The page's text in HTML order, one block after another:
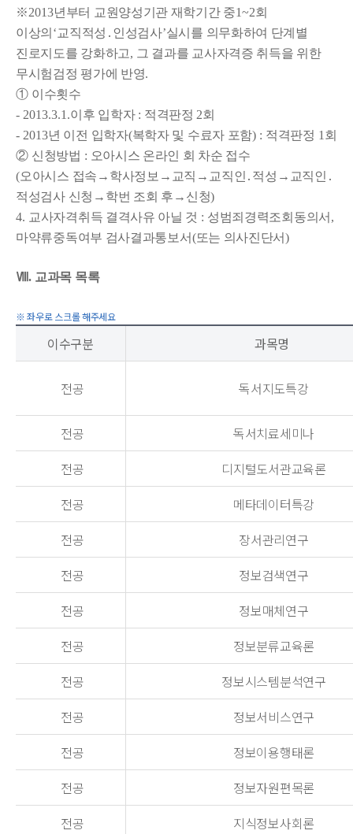
※2013년부터 교원양성기관 재학기간 중1~2회
이상의 ‘교직적성 ․ 인성검사’실시를 의무화하여 단계별
진로지도를 강화하고, 그 결과를 교사자격증 취득을 위한
무시험검정 평가에 반영.
① 이수횟수
- 2013.3.1.이후 입학자 : 적격판정 2회
- 2013년 이전 입학자(복학자 및 수료자 포함) : 적격판정 1 회
② 신청방법 : 오아시스 온라인 회 차순 접수
(오아시스 접속 → 학사정보 → 교직 → 교직인 ․ 적성 → 교직인 ․
적성검사 신청 → 학번 조회 후 → 신청)
4. 교사자격취득 결격사유 아닐 것 : 성범죄경력조회동의서 ,
마약류중독여부 검사결과통보서(또는 의사진단서)
Ⅷ . 교과목 목록
이수구분 과목명
전공 독서지도특강
전공
독서치료세미나
전공
디지털도서관교육론
전공
메타데이터특강
전공
장서관리연구
전공
정보검색연구
전공
정보매체연구
전공
정보분류교육론
전공
정보시스템분석연구
전공
정보서비스연구
전공
정보이용행태론
전공
정보자원편목론
전공
지식정보사회론